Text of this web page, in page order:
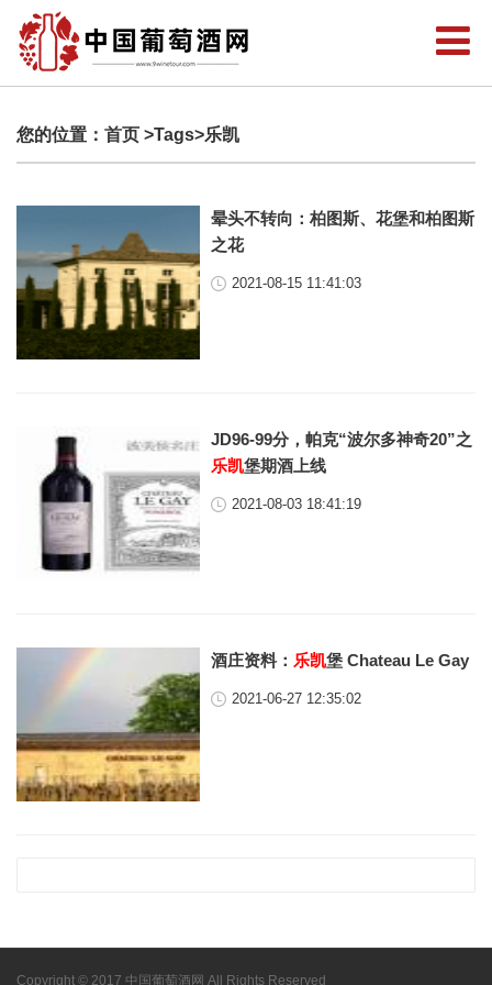
您的位置： 首页 >Tags>乐凯
晕头不转向：柏图斯、花堡和柏图斯
之花
2021-08-15 11:41:03
JD96-99分，帕克“波尔多神奇20”之
乐凯堡期酒上线
2021-08-03 18:41:19
酒庄资料： 乐凯堡 Chateau Le Gay
2021-06-27 12:35:02
Copyright © 2017 中国葡萄酒网 All Rights Reserved